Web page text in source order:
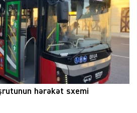
hərəkət sxemi